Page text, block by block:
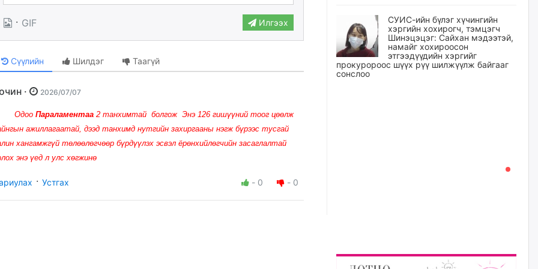
· GIF Илгээх
Сүүлийн Шилдэг Таагүй
Зочин · 2026/07/07
Параламентаа 2 танхимтай болгож Энэ 126 гишүүний тоог цөөлж
ажиллагаатай, дээд танхимд нутгийн захиргааны нэгж бүрээс тусгай
хангамжгүй төлөөлөгчөөр бүрдүүлэх эсвэл ёрөнхийлөгчийн засаглалтай
энэ үед л улс хөгжинө
· Устгах - 0 - 0
СУИС-ийн бүлэг хүчингийн
хэргийн хохирогч, тэмцэгч
Шинэцэцэг: Сайхан мэдээтэй,
намайг хохироосон
этгээдүүдийн хэргийг
прокуророос шүүх рүү шилжүүлж байгааг
сонслоо